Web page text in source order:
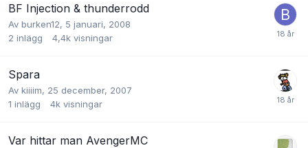
BF Injection & thunderrodd
Av burken12, 5 januari, 2008
2 inlägg 4,4k visningar
Spara
Av kiiiim, 25 december, 2007
1 inlägg 4k visningar
Var hittar man AvengerMC